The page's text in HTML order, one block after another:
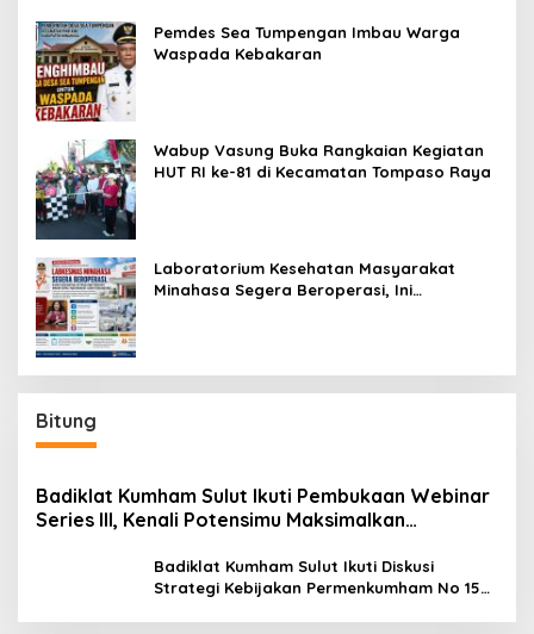
Pemdes Sea Tumpengan Imbau Warga
Waspada Kebakaran
Wabup Vasung Buka Rangkaian Kegiatan
HUT RI ke-81 di Kecamatan Tompaso Raya
Laboratorium Kesehatan Masyarakat
Minahasa Segera Beroperasi, Ini
Bitung
Badiklat Kumham Sulut Ikuti Pembukaan Webinar
Series III, Kenali Potensimu Maksimalkan
Badiklat Kumham Sulut Ikuti Diskusi
Strategi Kebijakan Permenkumham No 15